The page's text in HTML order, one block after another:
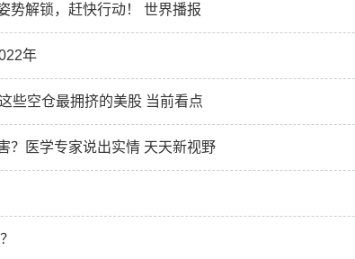
势解锁，赶快行动！ 世界播报
年
些空仓最拥挤的美股 当前看点
？医学专家说出实情 天天新视野